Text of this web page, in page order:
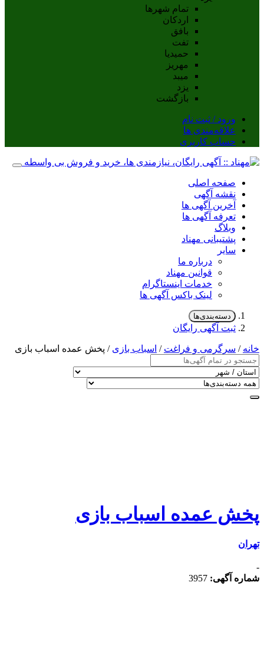
تمام شهر‌ها
اردکان
بافق
تفت
حميديا
مهریز
ميبد
يزد
بازگشت
ورود / ثبت نام
علاقه‌مندی ها
حساب کاربری
صفحه اصلی
نقشه آگهی
آخرین آگهی ها
تعرفه آگهی ها
وبلاگ
پشتیبانی مهناد
سایر
درباره ما
قوانین مهناد
خدمات اینستاگرام
لینک باکس آگهی ها
دسته‌بندی‌ها
ثبت آگهی رایگان
خانه/ سرگرمی و فراغت/ اسباب‌ بازی/ پخش عمده اسباب بازی
پخش عمده اسباب بازی
تهران
-
شماره آگهی: 3957